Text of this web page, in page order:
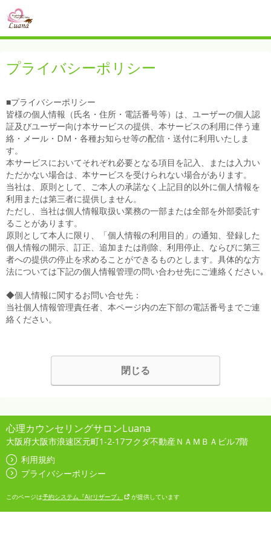
プライバシーポリシー
■プライバシーポリシー
皆様の個人情報（氏名・住所・電話番号等）は、ユーザーの個人認
証及びユーザー向け本サービスの提供、本サービスの利用に伴う連
絡・メール・DM・各種お知らせ等の配信・送付に利用いたしま
す。
本サービスにおいてそれぞれ必要となる項目を記入、または入力い
ただかない場合は、本サービスを受けられない場合があります。
当社は、原則として、ご本人の承諾なく上記目的以外に個人情報を
利用または第三者に提供しません。
ただし、当社は個人情報取扱い業務の一部または全部を外部委託す
ることがあります。
原則として本人に限り、「個人情報の利用目的」の通知、登録した
個人情報の開示、訂正、追加または削除、利用停止、ならびに第三
者への提供の停止を求めることができるものとします。具体的な方
法については下記の個人情報管理の問い合わせ先にご連絡ください｡
◆個人情報に関するお問い合せ先：
当社個人情報管理責任者、本ページ内の左下部の電話番号までご連
絡ください。
閉じる
心理カウンセリングサロンLuana
大阪府大阪市浪速区元町1-2-17フクダ不動産ＮＡＭＢＡビル7階
利用規約
プライバシーポリシー
このページは予約システム『Airリザーブ』 が提供しています